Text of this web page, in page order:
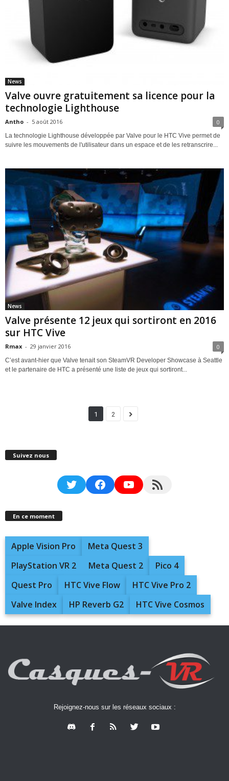
News
Valve ouvre gratuitement sa licence pour la
technologie Lighthouse
Antho - 5 août 2016 0
La technologie Lighthouse développée par Valve pour le HTC Vive permet de
suivre les mouvements de l'utilisateur dans un espace et de les retranscrire...
News
Valve présente 12 jeux qui sortiront en 2016
sur HTC Vive
Rmax - 29 janvier 2016 0
C’est avant-hier que Valve tenait son SteamVR Developer Showcase à Seattle
et le partenaire de HTC a présenté une liste de jeux qui sortiront...
1 2
Suivez nous
TwitterFacebookYouTubeRSS Feed
En ce moment
Apple Vision Pro
Meta Quest 3
PlayStation VR 2
Meta Quest 2
Pico 4
Quest Pro
HTC Vive Flow
HTC Vive Pro 2
Valve Index
HP Reverb G2 HTC Vive Cosmos
Rejoignez-nous sur les réseaux sociaux :